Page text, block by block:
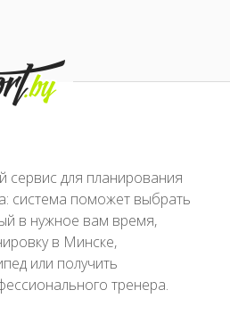
для планирования
система поможет выбрать
в нужное вам время,
в Минске,
или получить
тренера.